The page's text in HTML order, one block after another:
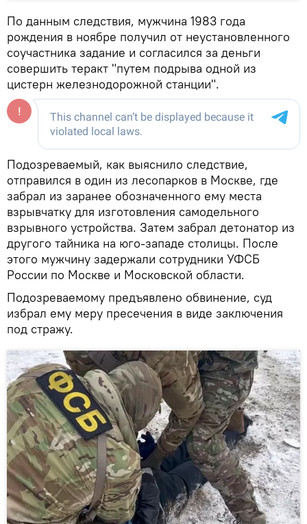
По данным следствия, мужчина 1983 года
рождения в ноябре получил от неустановленного
соучастника задание и согласился за деньги
совершить теракт "путем подрыва одной из
цистерн железнодорожной станции".
Подозреваемый, как выяснило следствие,
отправился в один из лесопарков в Москве, где
забрал из заранее обозначенного ему места
взрывчатку для изготовления самодельного
взрывного устройства. Затем забрал детонатор из
другого тайника на юго-западе столицы. После
этого мужчину задержали сотрудники УФСБ
России по Москве и Московской области.
Подозреваемому предъявлено обвинение, суд
избрал ему меру пресечения в виде заключения
под стражу.